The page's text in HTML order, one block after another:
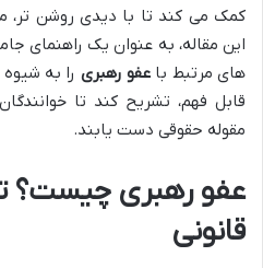
کمک می کند تا با دیدی روشن تر،
این مقاله، به عنوان یک راهنمای
های مرتبط باعفو رهبری را به
قابل فهم، تشریح کند تا
مقوله حقوقی دست یابند.
عفو رهبری چیست؟
قانونی